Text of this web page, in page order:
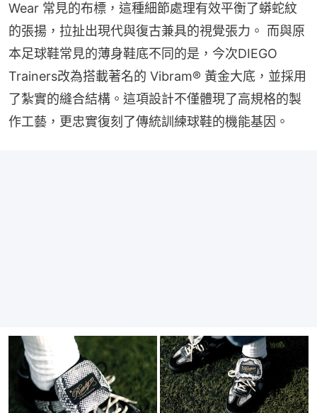
Wear 常見的布標，這種細節處理有效平衡了蟒蛇紋
的張揚，拉扯出現代與復古兼具的視覺張力。 而與原
本足球鞋常見的薄身鞋底不同的是，今次DIEGO
Trainers改為搭載著名的 Vibram® 黃金大底，並採用
了紮實的縫合結構。這項設計不僅體現了高規格的製
作工藝，更忠實復刻了傳統訓練球鞋的機能基因。